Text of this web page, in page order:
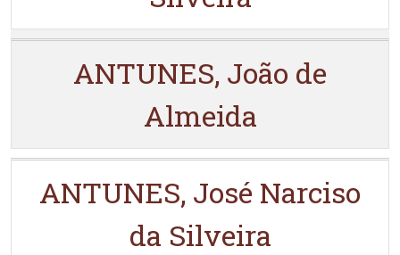
ANTUNES, João de
Almeida
ANTUNES, José Narciso
da Silveira